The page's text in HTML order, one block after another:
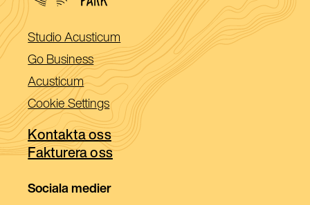
Studio Acusticum (Öppnas
i
ett
nytt
fönster)
Go Business(Öppnas
i
ett
nytt
fönster)
Acusticum(Öppnas
i
ett
nytt
fönster)
Cookie Settings
Kontakta oss
Fakturera oss
Sociala medier